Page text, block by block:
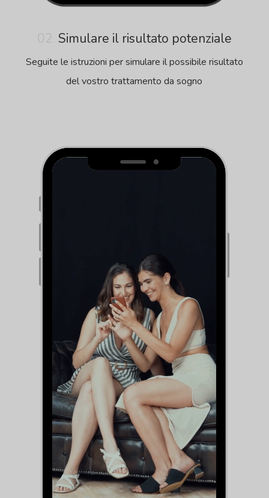
Simulare il risultato potenziale
Seguite le istruzioni per simulare il possibile risultato
del vostro trattamento da sogno